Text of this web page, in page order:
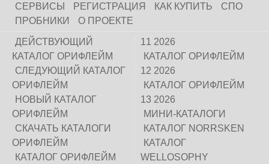
СЕРВИСЫ
РЕГИСТРАЦИЯ КАК КУПИТЬ
СПО
ПРОБНИКИ
О ПРОЕКТЕ
ДЕЙСТВУЮЩИЙ
КАТАЛОГ ОРИФЛЕЙМ
СЛЕДУЮЩИЙ КАТАЛОГ
ОРИФЛЕЙМ
НОВЫЙ КАТАЛОГ
ОРИФЛЕЙМ
СКАЧАТЬ КАТАЛОГИ
ОРИФЛЕЙМ
КАТАЛОГ ОРИФЛЕЙМ
11 2026
КАТАЛОГ ОРИФЛЕЙМ
12 2026
КАТАЛОГ ОРИФЛЕЙМ
13 2026
МИНИ-КАТАЛОГИ
КАТАЛОГ NORRSKEN
КАТАЛОГ
WELLOSOPHY